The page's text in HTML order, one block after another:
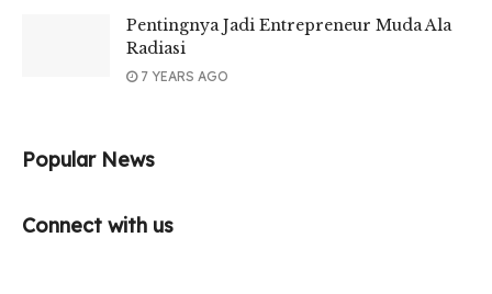
Pentingnya Jadi Entrepreneur Muda Ala
Radiasi
7 YEARS AGO
Popular News
Connect with us